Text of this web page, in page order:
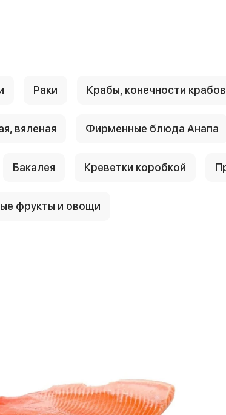
Раки Крабы, конечности крабов
вяленая Фирменные блюда Анапа
Бакалея Креветки коробкой
фрукты и овощи